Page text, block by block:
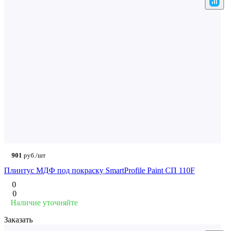
901 руб./шт
Плинтус МДФ под покраску SmartProfile Paint СП 110F
0
0
Наличие уточняйте
Заказать